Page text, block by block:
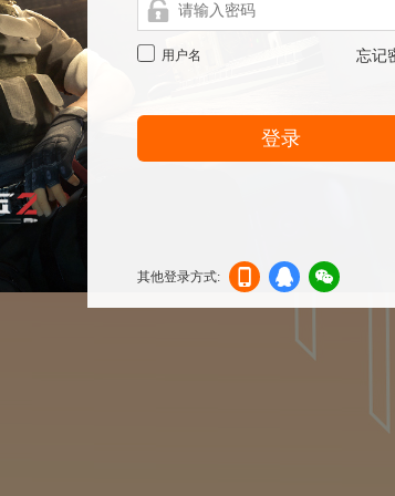
用户名 忘记
登录
其他登录方式:
机登
登录
信登